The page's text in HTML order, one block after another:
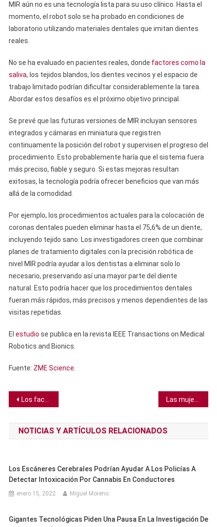
MIR aún no es una tecnología lista para su uso clínico. Hasta el
momento, el robot solo se ha probado en condiciones de
laboratorio utilizando materiales dentales que imitan dientes
reales.
No se ha evaluado en pacientes reales, donde factores como la
saliva, los tejidos blandos, los dientes vecinos y el espacio de
trabajo limitado podrían dificultar considerablemente la tarea.
Abordar estos desafíos es el próximo objetivo principal.
Se prevé que las futuras versiones de MIR incluyan sensores
integrados y cámaras en miniatura que registren
continuamente la posición del robot y supervisen el progreso del
procedimiento. Esto probablemente haría que el sistema fuera
más preciso, fiable y seguro. Si estas mejoras resultan
exitosas, la tecnología podría ofrecer beneficios que van más
allá de la comodidad.
Por ejemplo, los procedimientos actuales para la colocación de
coronas dentales pueden eliminar hasta el 75,6% de un diente,
incluyendo tejido sano. Los investigadores creen que combinar
planes de tratamiento digitales con la precisión robótica de
nivel MIR podría ayudar a los dentistas a eliminar solo lo
necesario, preservando así una mayor parte del diente
natural. Esto podría hacer que los procedimientos dentales
fueran más rápidos, más precisos y menos dependientes de las
visitas repetidas.
El estudio se publica en la revista IEEE Transactions on Medical
Robotics and Bionics.
Fuente: ZME Science.
Navegación
de
entradas
Los factores ecológicos, no el comportamiento social, influyen en el tamaño del cerebro de los cefalópodos Las mujeres tienen mayor riesgo de un ataque cardíaco por una sola palabra
NOTICIAS Y ARTÍCULOS RELACIONADOS
Los Escáneres Cerebrales Podrían Ayudar A Los Policías A
Detectar Intoxicación Por Cannabis En Conductores
enero 15, 2022 Miguel Moreno
Gigantes Tecnológicas Piden Una Pausa En La Investigación De